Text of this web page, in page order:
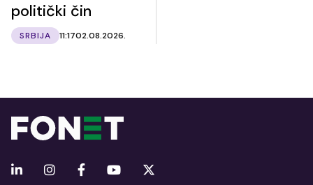
politički čin
SRBIJA 11:1702.08.2026.